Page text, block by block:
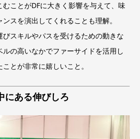
ことがDFに大きく影響を与えて、味
スを演出してくれることも理解。
スキルやパスを受けるための動きな
の高いなかでファーサイドを活用し
とが非常に嬉しいこと。
にある伸びしろ